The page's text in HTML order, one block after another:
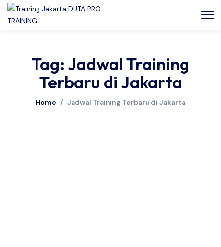
Tag: Jadwal Training
Terbaru di Jakarta
Home / Jadwal Training Terbaru di Jakarta